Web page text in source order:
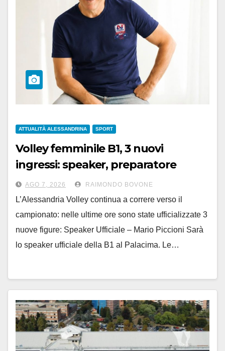
ATTUALITÀ ALESSANDRINA SPORT
Volley femminile B1, 3 nuovi
ingressi: speaker, preparatore
atletico e team manager
AGO 7, 2026 RAIMONDO BOVONE
L’Alessandria Volley continua a correre verso il
campionato: nelle ultime ore sono state ufficializzate 3
nuove figure: Speaker Ufficiale – Mario Piccioni Sarà
lo speaker ufficiale della B1 al Palacima. Le…